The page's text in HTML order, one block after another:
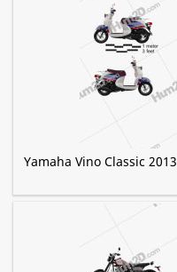
Yamaha Vino Classic 2013